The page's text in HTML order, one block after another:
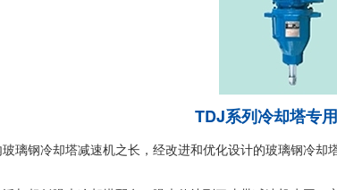
TDJ系列冷却塔专
璃钢冷却塔减速机之长，经改进和优化设计的玻璃钢冷却